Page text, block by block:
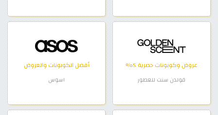
عروض وكوبونات حصرية 5%
قولدن سنت للعطور
أفضل الكوبونات والعروض
اسوس